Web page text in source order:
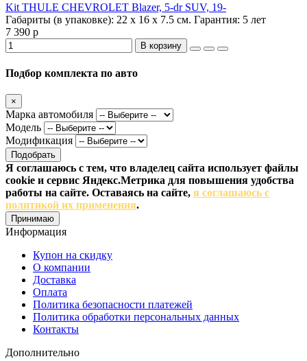
Kit THULE CHEVROLET Blazer, 5-dr SUV, 19-
Габариты (в упаковке): 22 х 16 х 7.5 см. Гарантия: 5 лет
7 390 р
В корзину
Подбор комплекта по авто
×
Марка автомобиля
Модель
Модификация
Подобрать
Я соглашаюсь с тем, что владелец сайта использует файлы
cookie и сервис Яндекс.Метрика для повышения удобства
работы на сайте. Оставаясь на сайте, я соглашаюсь с
политикой их применения.
Принимаю
Информация
Купон на скидку
О компании
Доставка
Оплата
Политика безопасности платежей
Политика обработки персональных данных
Контакты
Дополнительно